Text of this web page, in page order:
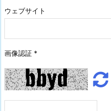
ウェブサイト
画像認証 *